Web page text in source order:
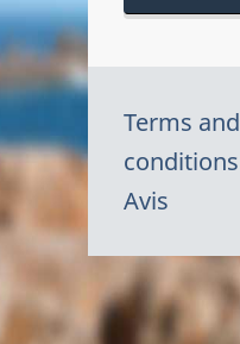
Terms and
conditions
Avis